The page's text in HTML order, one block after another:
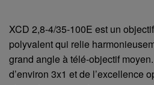
XCD 2,8-4/35-100E est un
polyvalent qui relie
grand angle à télé-objectif
d’environ 3x1 et de l’excellence